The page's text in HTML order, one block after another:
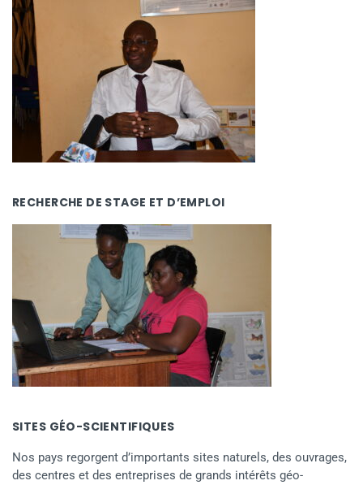
RECHERCHE DE STAGE ET D’EMPLOI
SITES GÉO-SCIENTIFIQUES
Nos pays regorgent d’importants sites naturels, des ouvrages,
des centres et des entreprises de grands intérêts géo-